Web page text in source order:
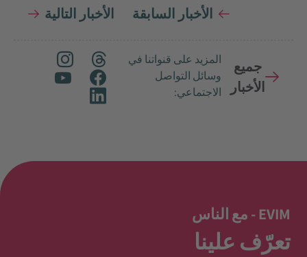
الأخبار السابقة الأخبار التالية
جميع
الأخبار
المزيد على قنواتنا في
وسائل التواصل
الاجتماعي:
EVIM - مع الناس
تعرّف علينا